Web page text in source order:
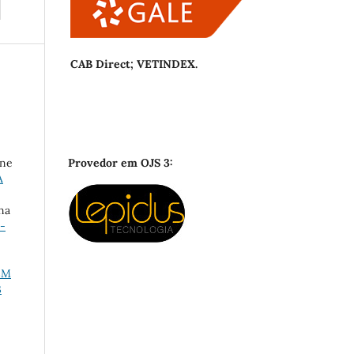
CAB Direct; VETINDEX.
Provedor em OJS 3: